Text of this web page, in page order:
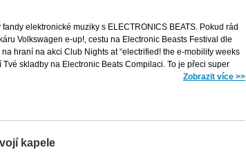
elektronické muziky s ELECTRONICS BEATS. Pokud rád
Volkswagen e-up!, cestu na Electronic Beasts Festival dle
hraní na akci Club Nights at “electrified! the e-mobility weeks
Tvé skladby na Electronic Beats Compilaci. To je přeci super
Zobrazit více >>
kapele